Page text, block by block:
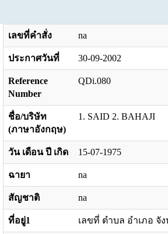
เลขที่คำสั่ง na
ประกาศวันที่ 30-09-2002
Reference
Number
QDi.080
ชื่อ/บริษัท
(ภาษาอังกฤษ)
1. SAID 2. BAHAJI
วัน เดือน ปี เกิด 15-07-1975
ฉายา na
สัญชาติ na
ที่อยู่1 เลขที่ ตำบล อำเภอ จัง